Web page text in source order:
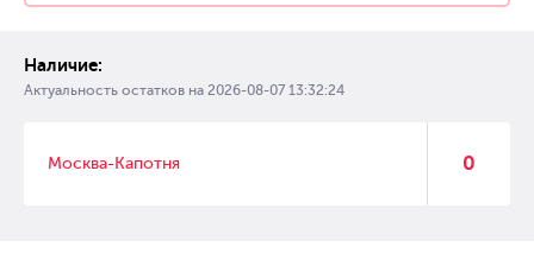
Наличие:
Актуальность остатков на 2026-08-07 13:32:24
Москва-Капотня 0